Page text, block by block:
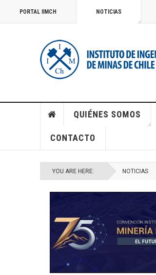
PORTAL IIMCH NOTICIAS
QUIÉNES SOMOS
CONTACTO
YOU ARE HERE: NOTICIAS